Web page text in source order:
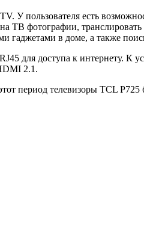
У пользователя есть
фотографии,
гаджетами в доме, а также
для доступа к интернету.
2.1.
период телевизоры TCL